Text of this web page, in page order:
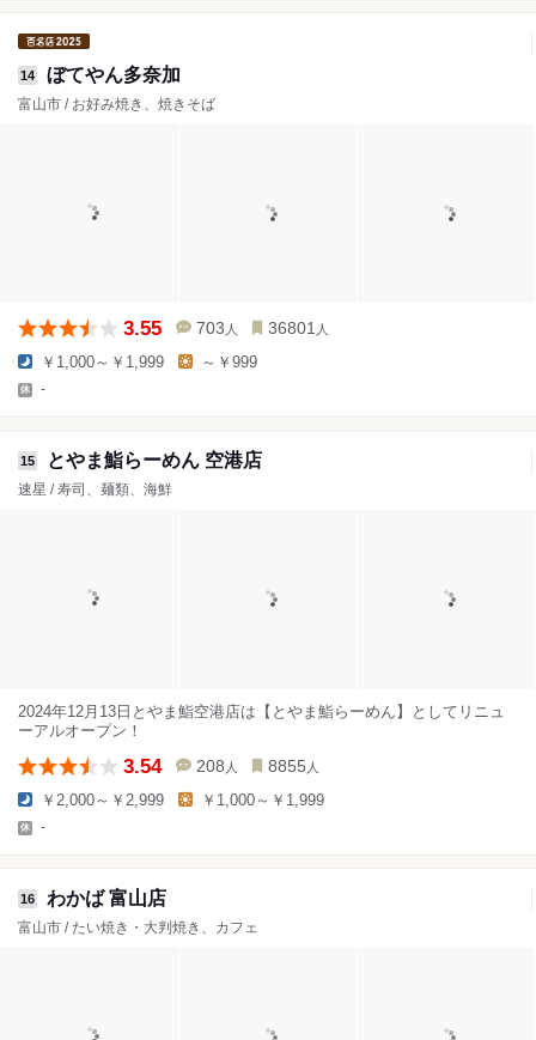
14 ぼてやん多奈加
富山市 / お好み焼き、焼きそば
3.55 703 人 36801 人
￥1,000～￥1,999 ～￥999
-
15 とやま鮨らーめん 空港店
速星 / 寿司、麺類、海鮮
2024年12月13日とやま鮨空港店は【とやま鮨らーめん】としてリニュ
ーアルオープン！
3.54 208 人 8855 人
￥2,000～￥2,999 ￥1,000～￥1,999
-
16 わかば 富山店
富山市 / たい焼き・大判焼き、カフェ